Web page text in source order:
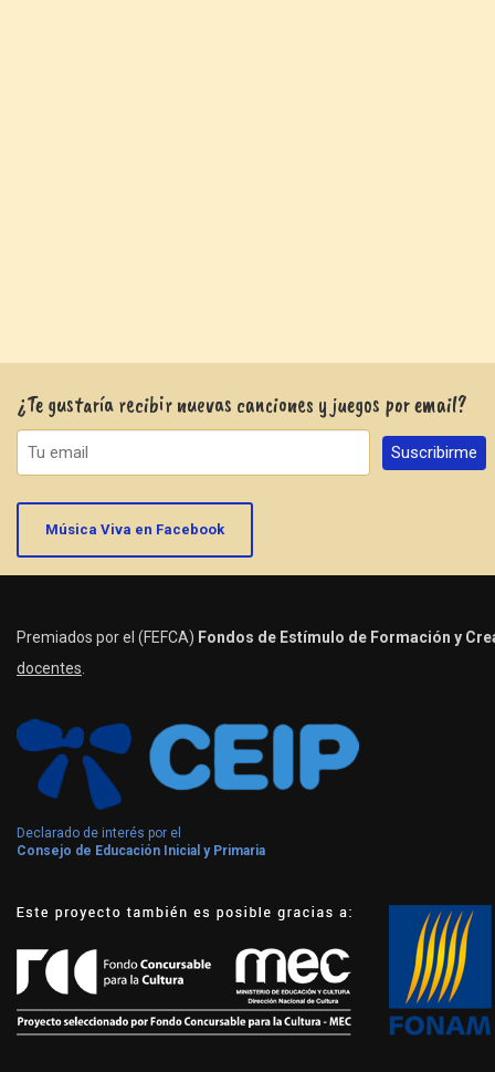
¿Te gustaría recibir nuevas canciones y juegos por email?
Música Viva en Facebook
Premiados por el (FEFCA) Fondos de Estímulo de Formación y
docentes
Declarado de interés por el
Consejo de Educación Inicial y Primaria